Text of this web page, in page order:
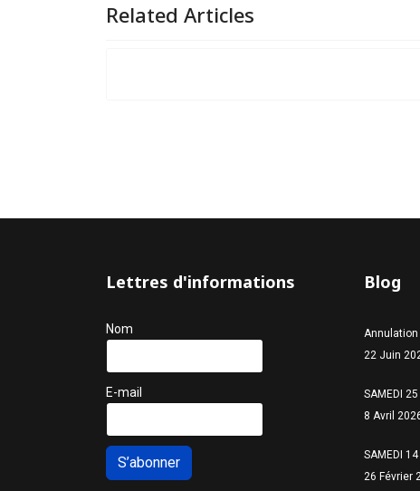
Related Articles
Lettres d'informations
Nom
E-mail
S’abonner
Blog
22 Juin
SAMEDI
8 Avril
SAMEDI
26 Février